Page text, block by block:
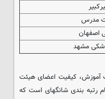
مدرس
اصفهان
مشهد
آموزش، کیفیت اعضای هیئت
رتبه بندی شانگهای است که